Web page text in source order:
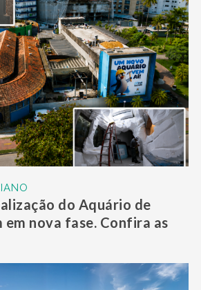
do Aquário de
em nova fase. Confira as